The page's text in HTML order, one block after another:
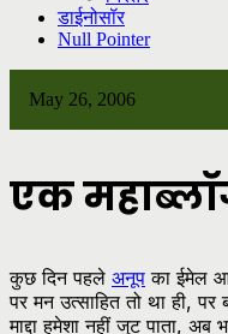
डाईनोसॉर
Null Pointer
May 26, 2006
एक
कुछ दिन पहले अनूप का ईमेल
पर मन उत्साहित तो था ही,
माद्दा हमेशा नहीं जुट पाता,